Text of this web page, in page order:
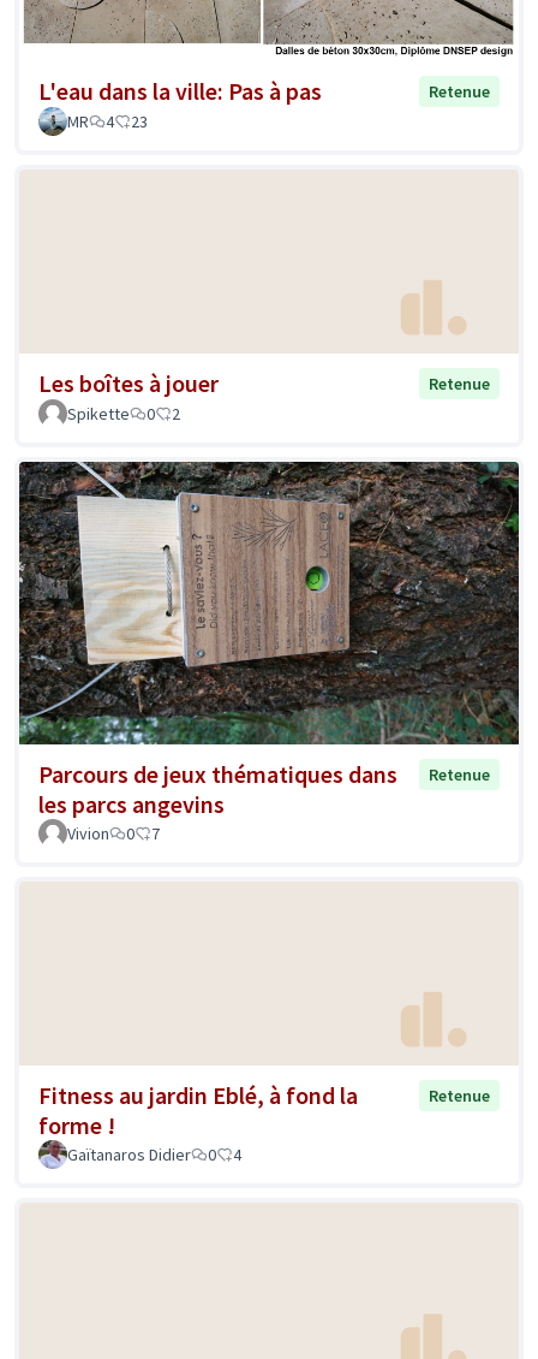
L'eau dans la ville: Pas à pas
Retenue
MR
4 23
Les boîtes à jouer
Retenue
Spikette
0 2
Parcours de jeux thématiques dans
les parcs angevins
Retenue
Vivion 0 7
Fitness au jardin Eblé, à fond la
forme !
Retenue
Gaïtanaros Didier 0 4